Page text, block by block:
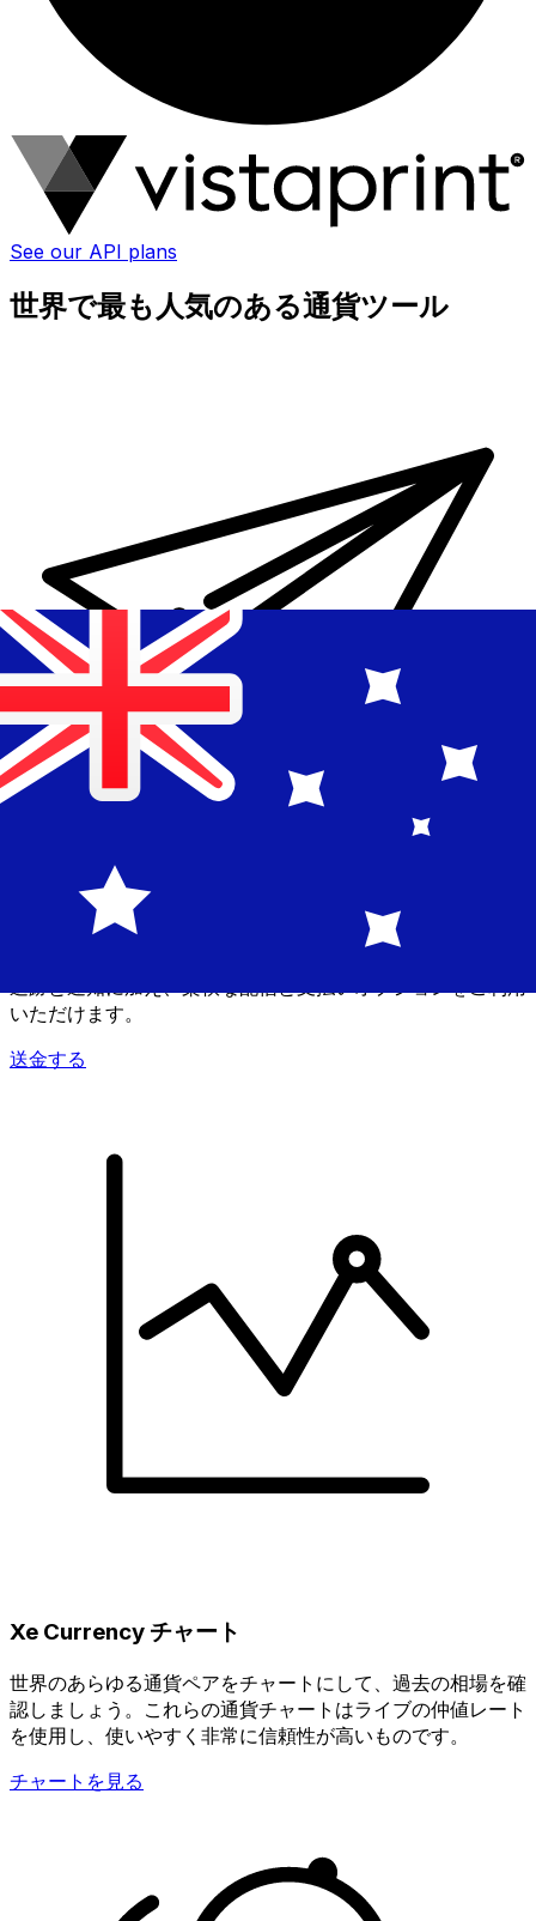
See our API plans
世界で最も人気のある通貨ツール
Xe 国際送金
いただけます。
送金する
Xe Currency チャート
世界のあらゆる通貨ペアをチャートにして、過去の相場を確
認しましょう。これらの通貨チャートはライブの仲値レート
を使用し、使いやすく非常に信頼性が高いものです。
チャートを見る